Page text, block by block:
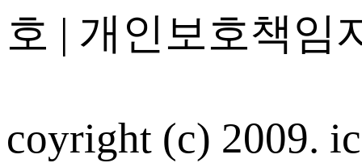
호 | 개인보호책임
coyright (c) 2009.